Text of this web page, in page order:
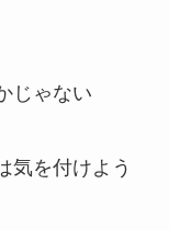
じゃない
気を付けよう